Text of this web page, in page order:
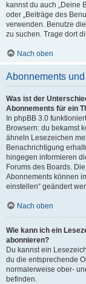
kannst du auch „Deine
oder „Beiträge des
verwenden. Benutze
zu suchen. Trage dort
Nach oben
Abonnements
Was ist der
Abonnements für ein
In phpBB 3.0
Browsern: du bekamst
ähneln Lesezeichen
Benachrichtigung
hingegen informieren
Forums des Boards.
Abonnements können
einstellen“ geändert
Nach oben
Wie kann ich ein
abonnieren?
Du kannst ein
du die entsprechende
normalerweise ober-
befinden.